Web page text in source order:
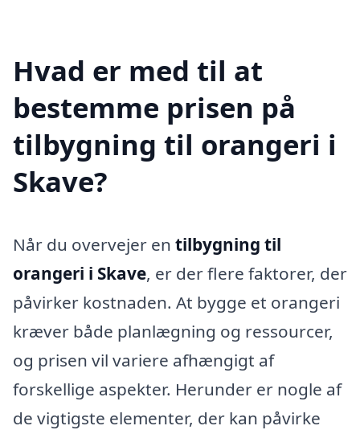
Hvad er med til at
bestemme prisen på
tilbygning til orangeri i
Skave?
Når du overvejer en tilbygning til
orangeri i Skave, er der flere faktorer, der
påvirker kostnaden. At bygge et orangeri
kræver både planlægning og ressourcer,
og prisen vil variere afhængigt af
forskellige aspekter. Herunder er nogle af
de vigtigste elementer, der kan påvirke